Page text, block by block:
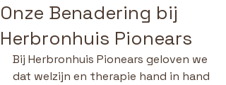
Onze Benadering bij
Herbronhuis Pionears
Bij Herbronhuis Pionears geloven we
dat welzijn en therapie hand in hand